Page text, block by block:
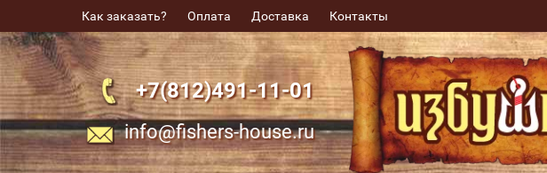
Как заказать? Оплата Доставка Контакты
+7(812)491-11-01
info@fishers-house.ru